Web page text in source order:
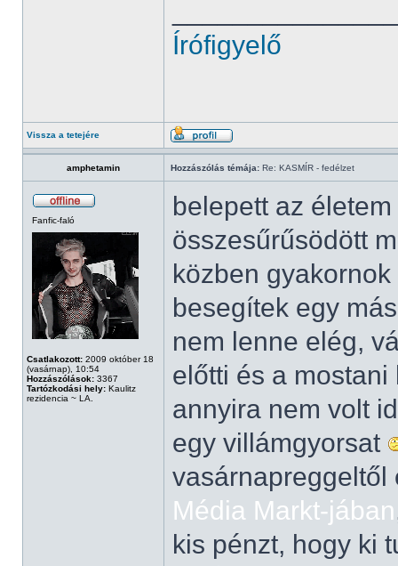
Írófigyelő
Vissza a tetejére
amphetamin Hozzászólás témája: Re: KASMÍR - fedélzet
Fanfic-faló
Csatlakozott: 2009 október 18
(vasárnap), 10:54
Hozzászólások: 3367
Tartózkodási hely: Kaulitz
rezidencia ~ LA.
belepett az életem
összesűrűsödött
közben
besegítek egy
nem lenne elég,
előtti és a
annyira nem volt
egy villámgyorsat
vasárnapreggeltől
Média Markt-jában
kis pénzt, hogy ki